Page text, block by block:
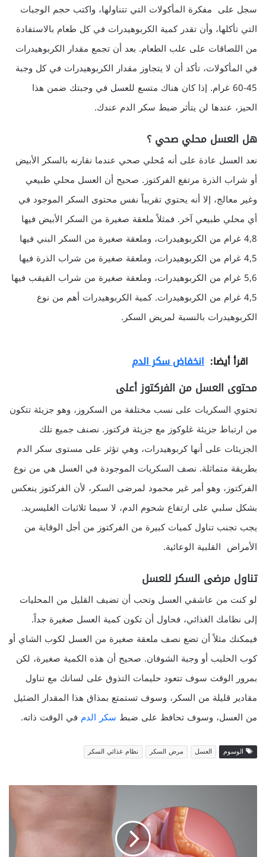
سجل على مفكرة المأكولات التي تتناولها، واكتب حجم الوجبات
التي تأكلها، وأن تقدر كمية الكربوهيدرات في كل طعام بالاستفادة
من اللصاقات على علب الطعام. بعد أن تجمع مقدار الكربوهيدرات
في المأكولات، تأكد أن لا يتجاوز مقدار الكربوهيدرات في كل وجبة
45-60 غرام. إذا كان هناك متسع للعسل في وجبتك ضمن هذا
الحيز، عندها لن يتأثر ضبط سكر الدم عندك.
هل العسل محلي صحي ؟
نعد العسل عادة على أنه مُحلي صحي عندما نقارنه بالسكر الأبيض
أو شراب الذرة مرتفع الفركتوز. صحيح أن العسل محلي طبيعي
وغير معالج، إلا أنه يحتوي تقريباً نفس محتوى السكر الموجود في
أي محلي طبيعي آخر. فمثلاً ملعقة صغيرة من السكر الأبيض فيها
4,8 غرام من الكربوهيدرات، وملعقة صغيرة من السكر البني فيها
4,5 غرام من الكربوهيدرات، وملعقة صغيرة من شراب الذرة فيها
5,6 غرام من الكربوهيدرات، وملعقة صغيرة من شراب القيقب فيها
4,5 غرام من الكربوهيدرات. كمية الكربوهيدرات أهم من نوع
الكربوهيدرات بالنسبة لمريض السكر.
اقرأ أيضا: انخفاض سكر الدم
محتوى العسل من الفركتوز أعلى
تحتوي السكريات على نسب مختلفة من السكروز، وهو جزيئة تتكون
من ارتباط جزيئة غلوكوز مع جزيئة فركتوز. نصنف جميع تلك
الجزيئات على أنها كربوهيدرات، وهي تؤثر على مستوى سكر الدم
بطريقة متماثلة. نصف السكريات الموجودة في العسل هي من نوع
الفركتوز، وهو أمر غير محمود لمرضى السكر، لأن الفركتوز ينعكس
بشكل سلبي على ارتفاع شحوم الدم، لا سيما ثلاثيات الغليسريد.
يجب تجنب تناول كميات كبيرة من الفركتوز من أجل الوقاية من
الأمراض القلبية الوعائية.
تناول مرضى السكر للعسل
لو كنت من عاشقي العسل وتحب أن تضيف القليل من المحليات
إلى نظامك الغذائي، فحاول أن تكون كمية العسل صغيرة جداً.
فيمكنك مثلاً أن تضع نصف ملعقة صغيرة من العسل لكوب الشاي أو
كوب الحليب أو وجبة الشوفان. صحيح أن هذه الكمية صغيرة، لكن
بمرور الوقت سوف تتعود حليمات التذوق على لسانك مع تناول
مقادير قليلة من السكر، وسوف تستمتع بمذاق هذا المقدار الضئيل
من العسل، وسوف تحافظ على ضبط سكر الدم في الوقت ذاته.
الوسوم العسل مرض السكر نظام غذائي السكر